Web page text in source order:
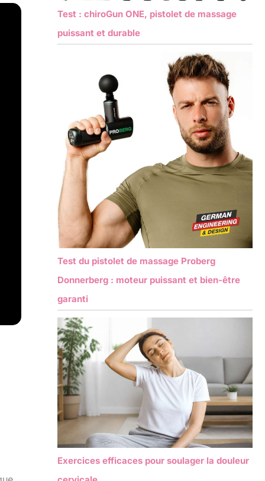
Test : chiroGun ONE, pistolet de massage
puissant et durable
Test du pistolet de massage Proberg
Donnerberg : moteur puissant et bien-être
garanti
Exercices efficaces pour soulager la douleur